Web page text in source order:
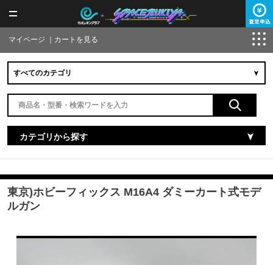
マイページ カートを見る
カテゴリから探す
東京)ホビーフィックス M16A4 ダミーカート式モデ
ルガン